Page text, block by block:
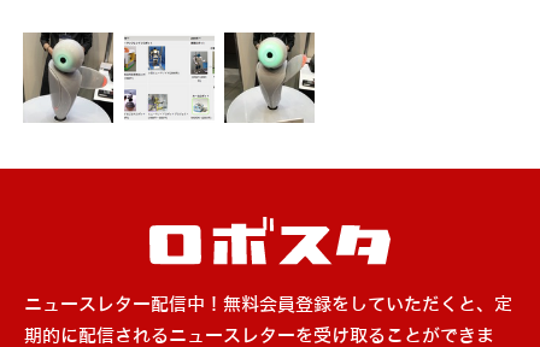
ニュースレター配信中！無料会員登録をしていただくと、定
期的に配信されるニュースレターを受け取ることができま